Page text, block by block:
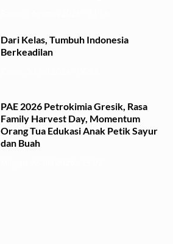
Dari Kelas, Tumbuh Indonesia
Berkeadilan
PAE 2026 Petrokimia Gresik, Rasa
Family Harvest Day, Momentum
Orang Tua Edukasi Anak Petik Sayur
dan Buah